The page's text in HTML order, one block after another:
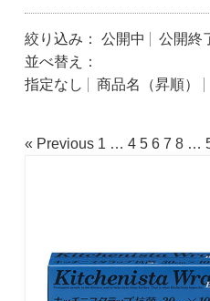
絞り込み： 公開中 公開終
並べ替え：
指定なし
商品名（昇順）
« Previous 1 … 4 5 6 7 8 …